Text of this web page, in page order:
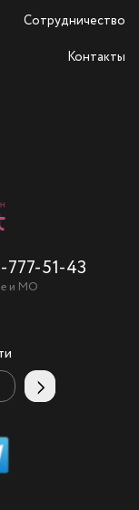
777-51-43
и МО
Сотрудничество
Контакты